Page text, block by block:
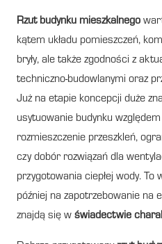
Rzut budynku mieszkalnego
kątem układu pomieszczeń,
bryły, ale także zgodności z
techniczno-budowlanymi oraz
Już na etapie koncepcji duże
usytuowanie budynku
rozmieszczenie przeszkleń,
czy dobór rozwiązań dla
przygotowania ciepłej wody. To
później na zapotrzebowanie na
znajdą się w świadectwie